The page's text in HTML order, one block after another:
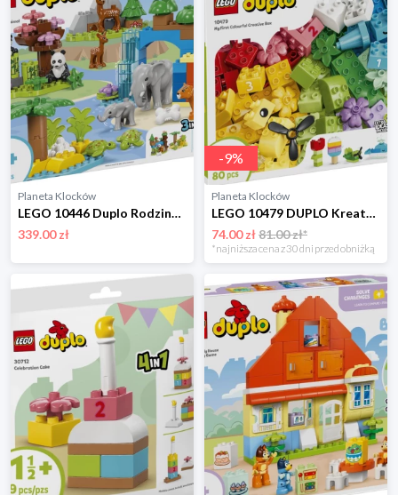
Planeta Klocków
LEGO 10446 Duplo Rodziny dzikich zwierząt 3 w 1 Lego
339.00 zł
-9%
Planeta Klocków
LEGO 10479 DUPLO Kreatywne pudełko pełne kolorów Lego
74.00 zł81.00 zł*
*najniższa cena z 30 dni przed obniżką